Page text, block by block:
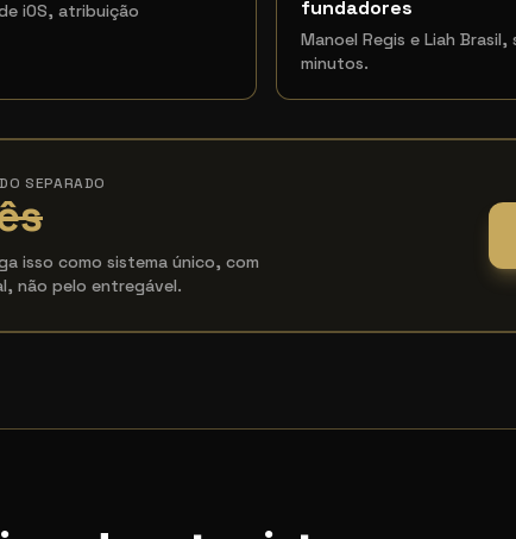
iOS, atribuição
fundadores
Manoel Regis e Liah
minutos.
SEPARADO
isso como sistema único, com
não pelo entregável.